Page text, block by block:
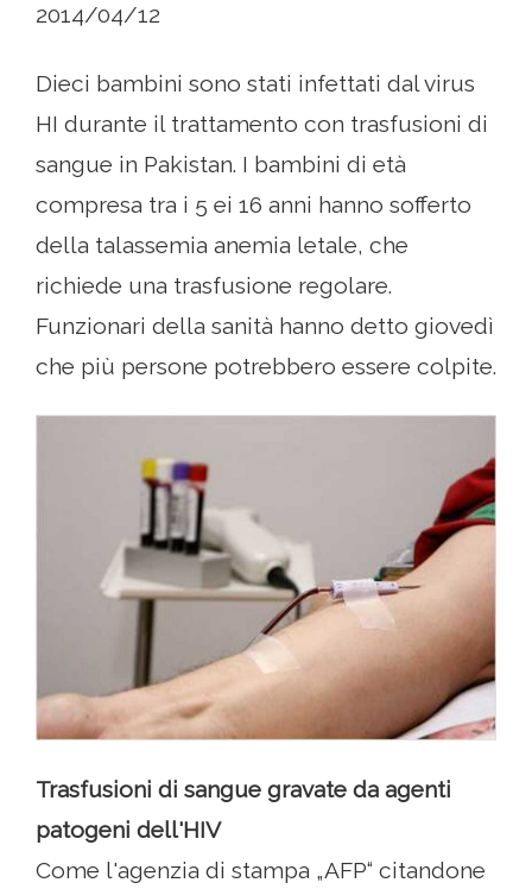
2014/04/12
Dieci bambini sono stati infettati dal virus
HI durante il trattamento con trasfusioni di
sangue in Pakistan. I bambini di età
compresa tra i 5 ei 16 anni hanno sofferto
della talassemia anemia letale, che
richiede una trasfusione regolare.
Funzionari della sanità hanno detto giovedì
che più persone potrebbero essere colpite.
Trasfusioni di sangue gravate da agenti
patogeni dell'HIV
Come l'agenzia di stampa „AFP“ citandone